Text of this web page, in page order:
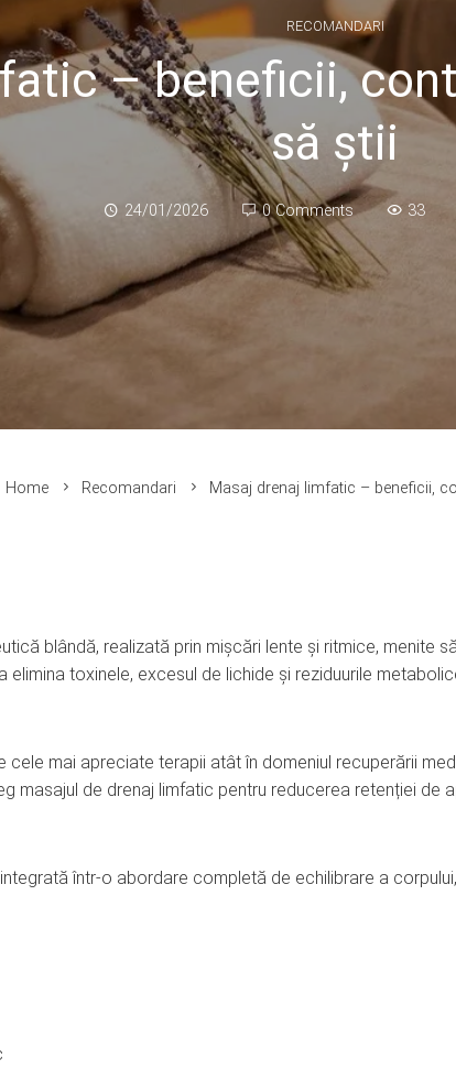
RECOMANDARI
– beneficii,
să știi
24/01/2026 0 Comments 33
Home Recomandari Masaj drenaj limfatic – beneficii,
blândă, realizată prin mișcări lente și ritmice, menite
elimina toxinele, excesul de lichide și reziduurile
cele mai apreciate terapii atât în domeniul recuperării
masajul de drenaj limfatic pentru reducerea retenției de
într-o abordare completă de echilibrare a